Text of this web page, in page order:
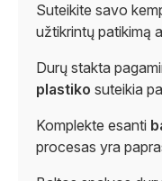
Suteikite savo
užtikrintų patikimą
Durų stakta
plastiko suteikia
Komplekte esanti
procesas yra